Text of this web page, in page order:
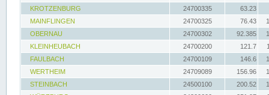
KROTZENBURG
24700335
63.23
MAINFLINGEN
24700325 76.43
OBERNAU
24700302 92.385
KLEINHEUBACH
24700200 121.7
FAULBACH
24700109 146.6
WERTHEIM
24709089 156.96
STEINBACH
24500100 200.52